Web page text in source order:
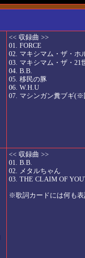
<< 収録曲 >>
01. FORCE
02. マキシマム・ザ・ホ
03. マキシマム・ザ・21
04. B.B.
05. 移民の豚
06. W.H.U
07. マシンガン糞ブギ(※
<< 収録曲 >>
01. B.B.
02. メタルちゃん
03. THE CLAIM OF
※歌詞カードには何も表